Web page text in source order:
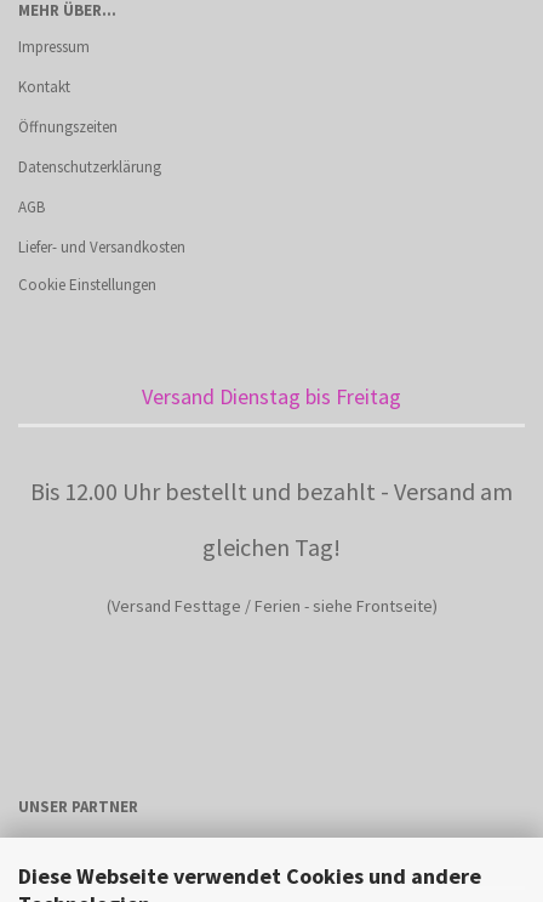
Diese Webseite verwendet Cookies und andere
MEHR ÜBER...
Impressum
Kontakt
Öffnungszeiten
Datenschutzerklärung
AGB
Liefer- und Versandkosten
Cookie Einstellungen
Versand Dienstag bis Freitag
Bis 12.00 Uhr bestellt und bezahlt - Versand am
gleichen Tag!
(Versand Festtage / Ferien - siehe Frontseite)
UNSER PARTNER